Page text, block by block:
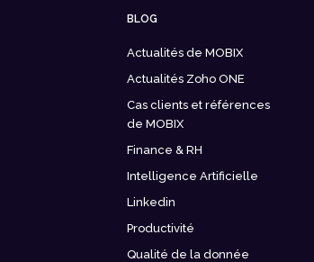
BLOG
Actualités de MOBIX
Actualités Zoho ONE
Cas clients et références
de MOBIX
Finance & RH
Intelligence Artificielle
Linkedin
Productivité
Qualité de la donnée